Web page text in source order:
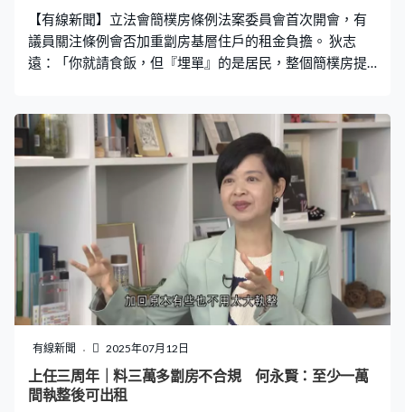
明，讓改裝承建商『鋸咗一頸血』，或者用較
【有線新聞】立法會簡樸房條例法案委員會首次開會，有
議員關注條例會否加重劏房基層住戶的租金負擔。 狄志
遠：「你就請食飯，但『埋單』的是居民，整個簡樸房提
上。」 江玉歡：「有沒有想過平均劏房租金上升多少，因
為計算到在模型中計算到例如改裝成本、認證費用，想聽
聽這方面，如果你說完全不加租，我想沒有人會信。」 房
屋局局長何永賢：「我們公營房屋已經大量興建，平均每
年3萬個單位，加上簡約公屋3萬個單位出現，這些供應給
予選擇，大家就毋須再在市場在一些劣質劏房都要捱貴
租，反過來說在數字上，由今年初比去年初，已經看到劏
房租金有些下跌。」
有線新聞 2025年07月12日
上任三周年｜料三萬多劏房不合規 何永賢：至少一萬
間執整後可出租